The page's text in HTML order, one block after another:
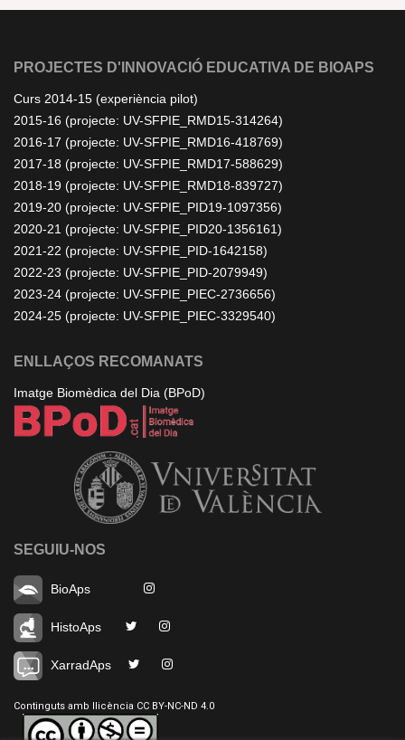
PROJECTES D'INNOVACIÓ EDUCATIVA DE BIOAPS
Curs 2014-15 (experiència pilot)
2015-16 (projecte: UV-SFPIE_RMD15-314264)
2016-17 (projecte: UV-SFPIE_RMD16-418769)
2017-18 (projecte: UV-SFPIE_RMD17-588629)
2018-19 (projecte: UV-SFPIE_RMD18-839727)
2019-20 (projecte: UV-SFPIE_PID19-1097356)
2020-21 (projecte: UV-SFPIE_PID20-1356161)
2021-22 (projecte: UV-SFPIE_PID-1642158)
2022-23 (projecte: UV-SFPIE_PID-2079949)
2023-24 (projecte: UV-SFPIE_PIEC-2736656)
2024-25 (projecte: UV-SFPIE_PIEC-3329540)
ENLLAÇOS RECOMANATS
Imatge Biomèdica del Dia (BPoD)
SEGUIU-NOS
BioAps
HistoAps
XarradAps
Continguts amb llicència CC BY-NC-ND 4.0